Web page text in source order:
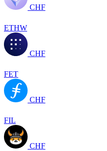
CHF
ETHW
CHF
FET
CHF
FIL
CHF